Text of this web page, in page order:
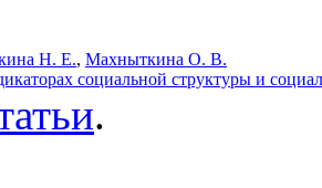
Н. Е., Махныткина О. В.
социальной структуры и
.